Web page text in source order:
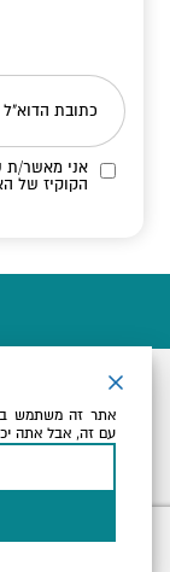
כתובת
אני מאשר/ת
הקוקיז של
אתר זה משתמש
עם זה, אבל אתה